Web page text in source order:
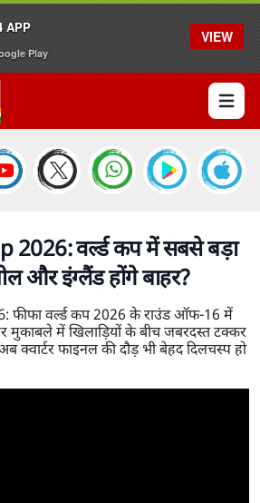
Open
2026: वर्ल्ड कप में सबसे बड़ा
और इंग्लैंड होंगे बाहर?
फीफा वर्ल्ड कप 2026 के राउंड ऑफ-16 में
मुकाबले में खिलाड़ियों के बीच जबरदस्त टक्कर
क्वार्टर फाइनल की दौड़ भी बेहद दिलचस्प हो
APP
Play
VIEW